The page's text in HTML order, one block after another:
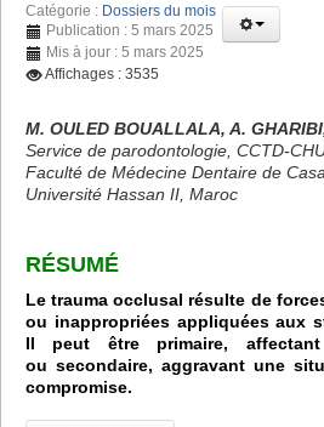
Catégorie : Dossiers du mois
Publication : 5 mars 2025
Mis à jour : 5 mars 2025
Affichages : 3535
M. OULED BOUALLALA, A.
Service de parodontologie, CCTD-
Faculté de Médecine Dentaire de
Université Hassan II, Maroc
RÉSUMÉ
Le trauma occlusal résulte de
ou inappropriées appliquées aux
Il peut être primaire,
ou secondaire, aggravant une
compromise.